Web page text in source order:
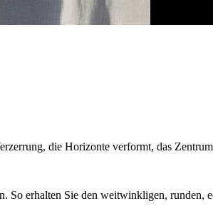
die Horizonte verformt, das
So erhalten Sie den weitwinkligen,